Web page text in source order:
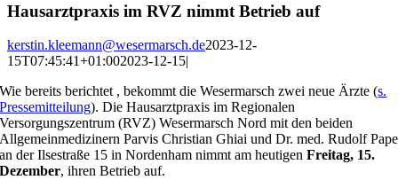
Hausarztpraxis im RVZ nimmt Betrieb auf
kerstin.kleemann@wesermarsch.de2023-12-
15T07:45:41+01:002023-12-15|
Wie bereits berichtet , bekommt die Wesermarsch zwei neue Ärzte (s.
Pressemitteilung). Die Hausarztpraxis im Regionalen
Versorgungszentrum (RVZ) Wesermarsch Nord mit den beiden
Allgemeinmedizinern Parvis Christian Ghiai und Dr. med. Rudolf Pape
an der Ilsestraße 15 in Nordenham nimmt am heutigenFreitag, 15.
Dezember, ihren Betrieb auf.